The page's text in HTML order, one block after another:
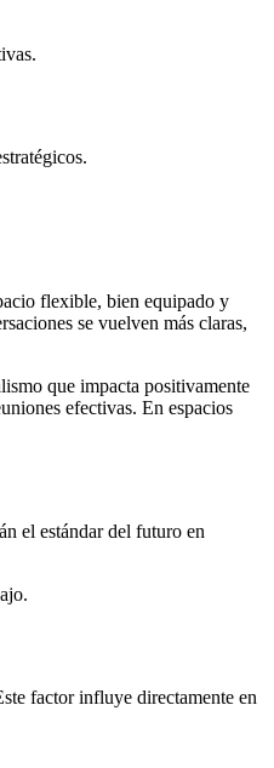
flexible, bien equipado y
se vuelven más claras,
que impacta positivamente
efectivas. En espacios
el estándar del futuro en
factor influye directamente en